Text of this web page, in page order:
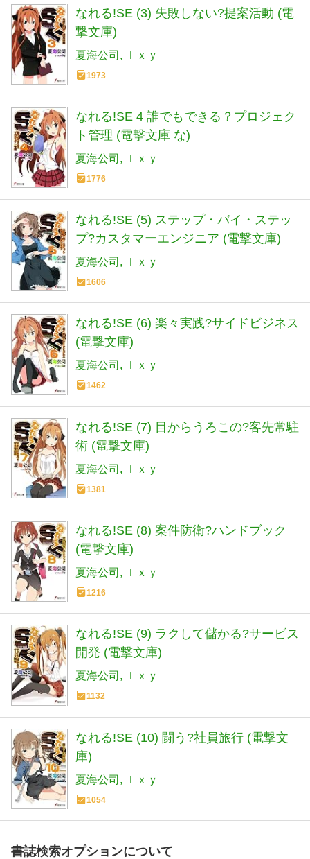
なれる!SE (3) 失敗しない?提案活動 (電
撃文庫)
夏海公司 Ｉｘｙ
1973
なれる!SE 4 誰でもできる？プロジェク
ト管理 (電撃文庫 な)
夏海公司 Ｉｘｙ
1776
なれる!SE (5) ステップ・バイ・ステッ
プ?カスタマーエンジニア (電撃文庫)
夏海公司 Ｉｘｙ
1606
なれる!SE (6) 楽々実践?サイドビジネス
(電撃文庫)
夏海公司 Ｉｘｙ
1462
なれる!SE (7) 目からうろこの?客先常駐
術 (電撃文庫)
夏海公司 Ｉｘｙ
1381
なれる!SE (8) 案件防衛?ハンドブック
(電撃文庫)
夏海公司 Ｉｘｙ
1216
なれる!SE (9) ラクして儲かる?サービス
開発 (電撃文庫)
夏海公司 Ｉｘｙ
1132
なれる!SE (10) 闘う?社員旅行 (電撃文
庫)
夏海公司 Ｉｘｙ
1054
書誌検索オプションについて